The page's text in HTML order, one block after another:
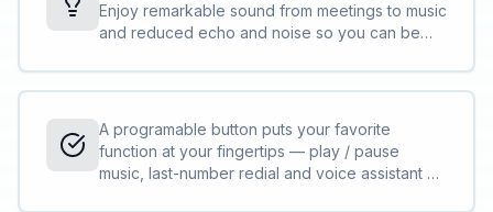
Enjoy remarkable sound from meetings to music
and reduced echo and noise so you can be
A programable button puts your favorite
function at your fingertips — play / pause
music, last-number redial and voice assistant —